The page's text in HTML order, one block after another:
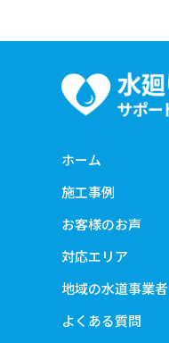
ホーム
施工事例
お客様のお声
対応エリア
地域の水道事業者
よくある質問